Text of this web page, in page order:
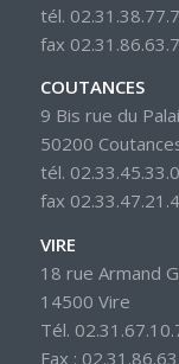
tél.
fax
COUTANCES
9 Bis rue du
50200
tél.
fax
VIRE
18 rue Armand
14500 Vire
Tél.
Fax :